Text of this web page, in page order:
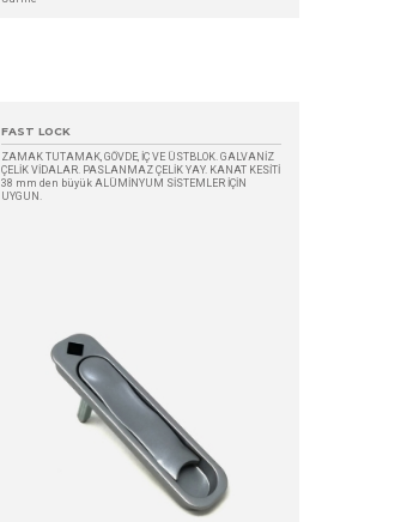
FAST LOCK
ZAMAK TUTAMAK, GÖVDE, İÇ VE ÜSTBLOK. GALVANİZ
ÇELİK VİDALAR. PASLANMAZ ÇELİK YAY. KANAT KESİTİ
38 mm den büyük ALÜMİNYUM SİSTEMLER İÇİN
UYGUN.